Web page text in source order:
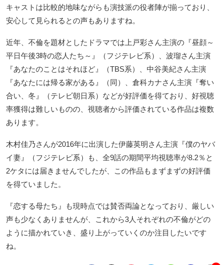
キャストは比較的地味ながらも演技派の役者陣が揃っており、
安心して見られるとの声もありますね。
近年、不倫を題材としたドラマでは上戸彩さん主演の『昼顔～
平日午後3時の恋人たち～』（フジテレビ系）、波瑠さん主演
『あなたのことはそれほど』（TBS系）、中谷美紀さん主演
『あなたには帰る家がある』（同）、倉科カナさん主演『奪い
合い、冬』（テレビ朝日系）などが好評価を得ており、好視聴
率獲得は難しいものの、視聴者から評価されている作品は複数
あります。
木村佳乃さんが2016年に出演した伊藤英明さん主演『僕のヤバ
イ妻』（フジテレビ系）も、全9話の期間平均視聴率が8.2％と
2ケタには届きませんでしたが、この作品もまずまずの好評価
を得ていました。
『恋する母たち』も現時点では賛否両論となっており、厳しい
声も少なくありませんが、これから3人それぞれの不倫がどの
ように描かれていき、盛り上がっていくのか注目したいです
ね。